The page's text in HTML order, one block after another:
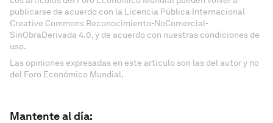
publicarse de acuerdo con la Licencia Pública Internacional
Creative Commons Reconocimiento-NoComercial-
SinObraDerivada 4.0, y de acuerdo con nuestras condiciones de
uso.
Las opiniones expresadas en este artículo son las del autor y no
del Foro Económico Mundial.
Mantente al día: